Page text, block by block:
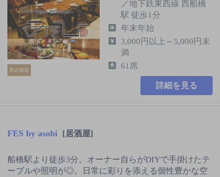
飲み放題
／地下鉄東西線 西船橋
駅 徒歩1分
年末年始
3,000円以上～5,000円未
満
61席
詳細を見る
FES by asobi [居酒屋]
船橋駅より徒歩3分。オーナー自らがDIYで手掛けたテ
ーブルや照明が◎。日常に彩りを添える個性豊かな空